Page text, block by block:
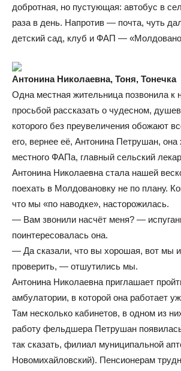
добротная, но пустующая: автобус в
раза в день. Напротив — почта, чуть
детский сад, клуб и ФАП —
Антонина Николаевна, Тоня, Тонечка
Одна местная жительница позвонила к
просьбой рассказать о чудесном,
которого без преувеличения обожают
его, вернее её, Антонина Петрушан, она
местного ФАПа, главный сельский
Антонина Николаевна стала нашей
поехать в Молдовановку не по плану.
что мы «по наводке», насторожилась.
— Вам звонили насчёт меня? —
поинтересовалась она.
— Да сказали, что вы хорошая, вот мы
проверить, — отшутились мы.
Антонина Николаевна приглашает
амбулатории, в которой она работает
Там несколько кабинетов, в одном из
работу фельдшера Петрушан
так сказать, филиал муниципальной
Новомихайловский). Пенсионерам